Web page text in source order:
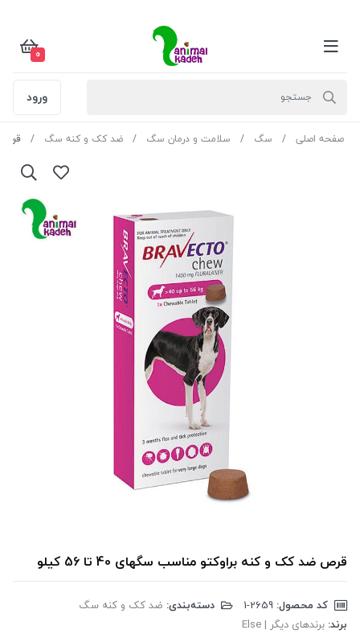
0
ورود
صفحه اصلی سگ سلامت و درمان سگ ضد کک و کنه سگ قرص
قرص ضد کک و کنه براوکتو مناسب سگهای 40 تا 56 کیلو
کد محصول: دسته‌بندی: ضد کک و کنه سگ
برند: برندهای دیگر | Else